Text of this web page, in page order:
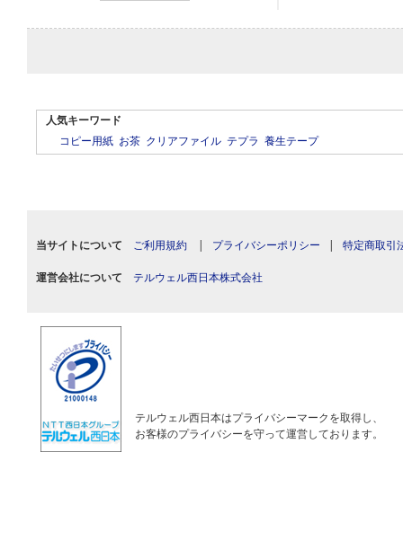
人気キーワード
コピー用紙 お茶 クリアファイル テプラ 養生テープ
当サイトについて ご利用規約 | プライバシーポリシー | 特定商取引
運営会社について テルウェル西日本株式会社
テルウェル西日本はプライバシーマークを取得し、
お客様のプライバシーを守って運営しております。